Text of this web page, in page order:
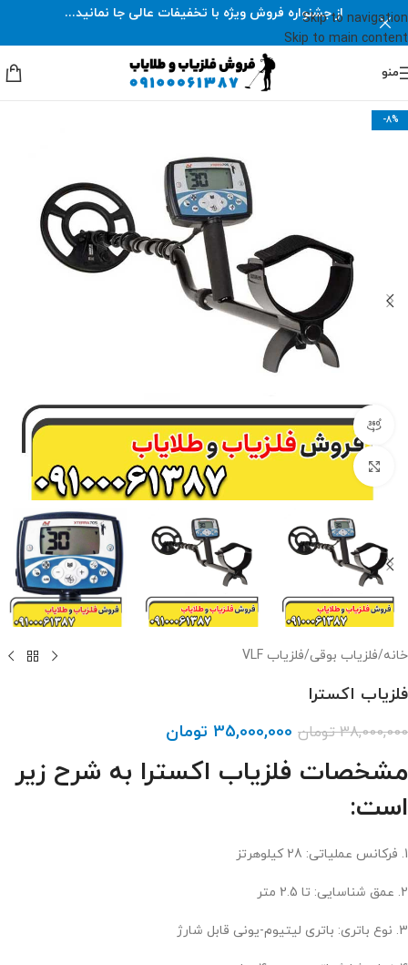
Skip to navigation
Skip to main content
از جشنواره فروش ویژه با تخفیفات عالی جا نمانید...
منو
-8%
مشاهده 360 درجه
برای بزرگنمایی کلیک کنید
خانه/فلزیاب بوقی/فلزیاب VLF
فلزیاب اکسترا
38,000,000 تومان 35,000,000 تومان
مشخصات فلزیاب اکسترا به شرح زیر
است:
1. فرکانس عملیاتی: 28 کیلوهرتز
2. عمق شناسایی: تا 2.5 متر
3. نوع باتری: باتری لیتیوم-یونی قابل شارژ